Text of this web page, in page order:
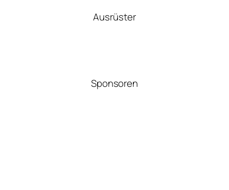
Ausrüster
Sponsoren